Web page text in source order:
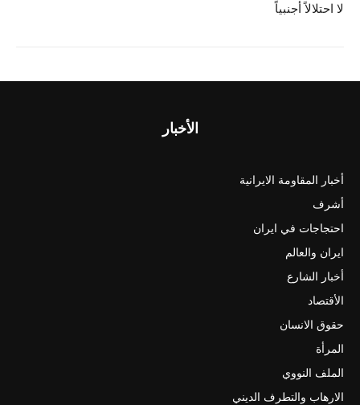
لا احتلالاً أجنبياً
الأخبار
أخبار المقاومة الايرانية
أشرف
احتجاجات في ايران
ايران والعالم
أخبار الشارع
الأقتصاد
حقوق الانسان
المرأة
الملف النووي
الارهاب والتطرف الديني